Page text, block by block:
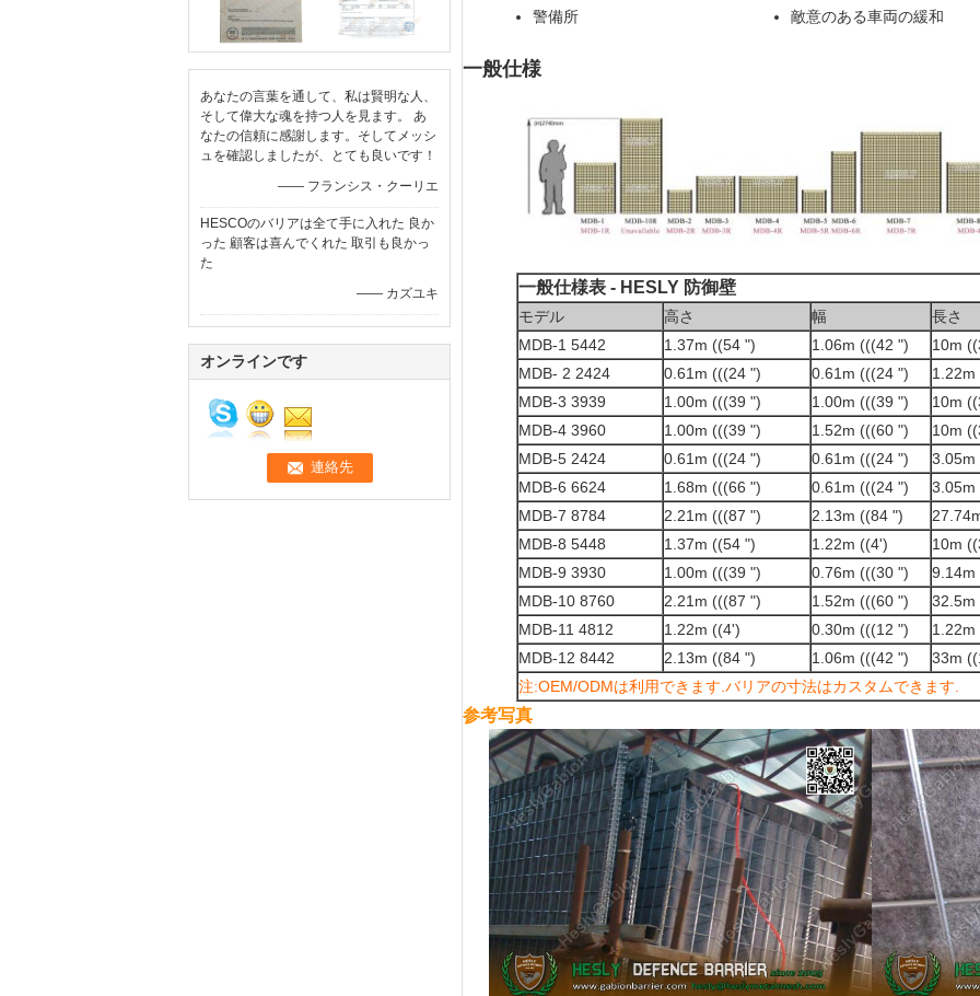
あなたの言葉を通して、私は賢明な人、
そして偉大な魂を持つ人を見ます。 あ
なたの信頼に感謝します。そしてメッシ
ュを確認しましたが、とても良いです！
—— フランシス・クーリエ
HESCOのバリアは全て手に入れた 良か
った 顧客は喜んでくれた 取引も良かっ
た
—— カズユキ
オンラインです
警備所
敵意のある車両の緩和
一般仕様
一般仕様表 - HESLY 防御壁
モデル 高さ 幅
長さ
MDB-1 5442
1.37m ((54 ") 1.06m (((42 ")
10m
MDB- 2 2424 0.61m (((24 ") 0.61m (((24 ")
1.22m
MDB-3 3939
1.00m (((39 ") 1.00m (((39 ")
10m
MDB-4 3960
1.00m (((39 ") 1.52m (((60 ")
10m
MDB-5 2424
0.61m (((24 ") 0.61m (((24 ")
3.05m
MDB-6 6624
1.68m (((66 ") 0.61m (((24 ")
3.05m
MDB-7 8784
2.21m (((87 ") 2.13m ((84 ")
MDB-8 5448
1.37m ((54 ") 1.22m ((4')
10m
MDB-9 3930
1.00m (((39 ") 0.76m (((30 ")
9.14m
MDB-10 8760
2.21m (((87 ") 1.52m (((60 ")
32.5m
MDB-11 4812
1.22m ((4') 0.30m (((12 ")
1.22m
MDB-12 8442
2.13m ((84 ") 1.06m (((42 ")
33m
注:OEM/ODMは利用できます.バリアの寸法はカスタムできます.
参考写真